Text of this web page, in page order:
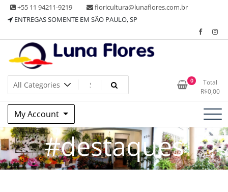
Skip +55 11 94211-9219
floricultura@lunaflores.com.br
ENTREGAS SOMENTE EM SÃO PAULO, SP
Floricultura Luna Flores – Vila
Mariana, SP – Presentes e
Decorações
Floricultura tradicional, vende flores naturais arranjos, buques
e muito mais
0
Total
R$0,00
My Account
#destaques